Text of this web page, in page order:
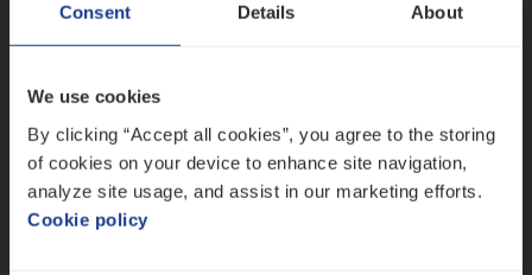
Consent Details About
We use cookies
By clicking “Accept all cookies”, you agree to the storing
of cookies on your device to enhance site navigation,
analyze site usage, and assist in our marketing efforts.
Cookie policy
Insurance Operations
Dos­sier­be­heer­der Pro­per­ty verzekeringen
Insurance Operations